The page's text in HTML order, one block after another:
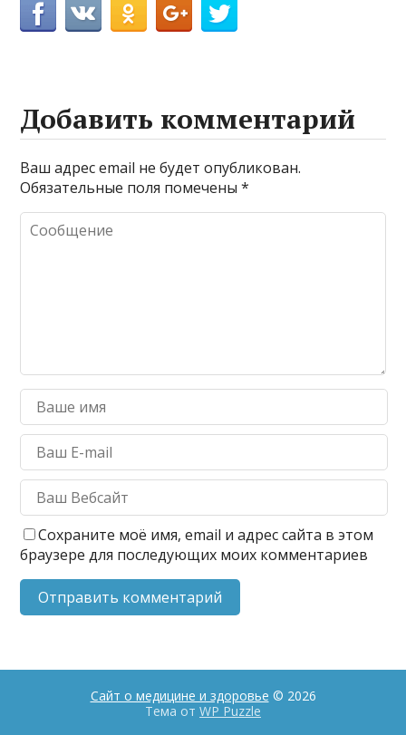
Добавить комментарий
Ваш адрес email не будет опубликован.
Обязательные поля помечены*
Сохраните моё имя, email и адрес сайта в этом
браузере для последующих моих комментариев
Сайт о медицине и здоровье © 2026
Тема от WP Puzzle